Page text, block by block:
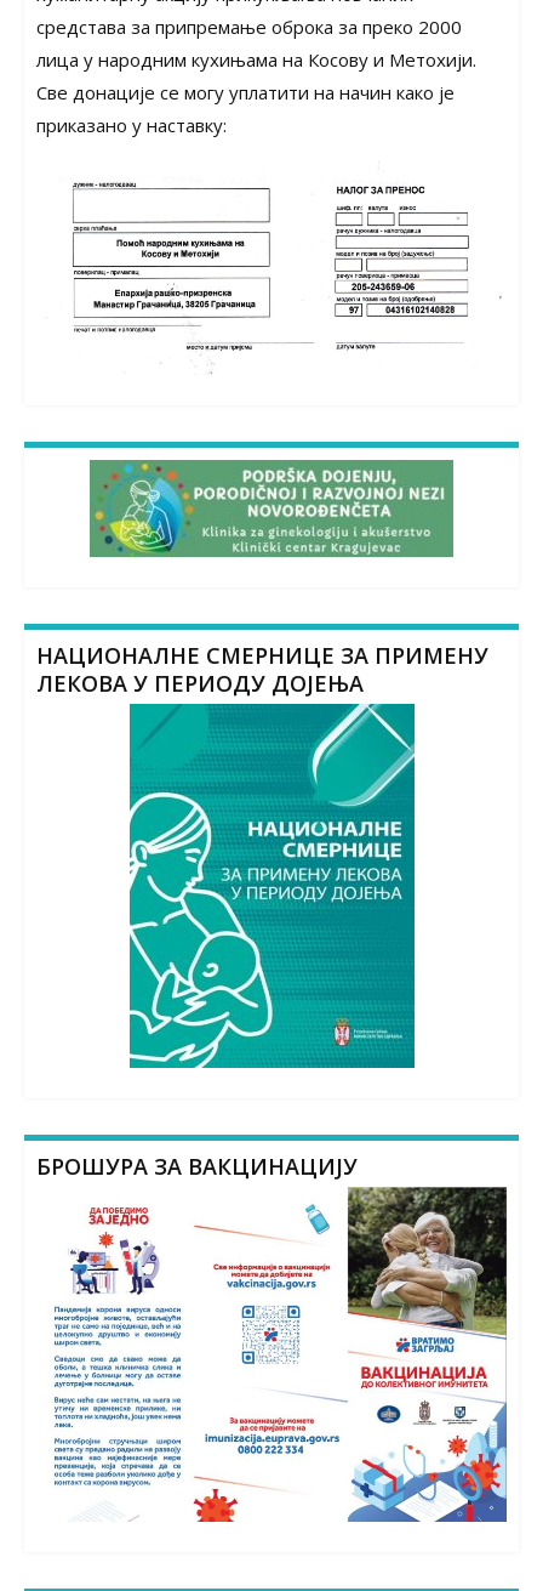
средстава за припремање оброка за преко 2000
лица у народним кухињама на Косову и Метохији.
Све донације се могу уплатити на начин како је
приказано у наставку:
НАЦИОНАЛНЕ СМЕРНИЦЕ ЗА ПРИМЕНУ
ЛЕКОВА У ПЕРИОДУ ДОЈЕЊА
БРОШУРА ЗА ВАКЦИНАЦИЈУ